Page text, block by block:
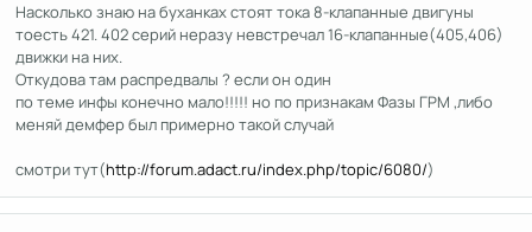
Насколько знаю на буханках стоят тока 8-клапанные двигуны
тоесть 421. 402 серий неразу невстречал 16-клапанные(405,406)
движки на них.
Откудова там распредвалы ? если он один
по теме инфы конечно мало!!!!! но по признакам Фазы ГРМ ,либо
меняй демфер был примерно такой случай
смотри тут(http://forum.adact.ru/index.php/topic/6080/)